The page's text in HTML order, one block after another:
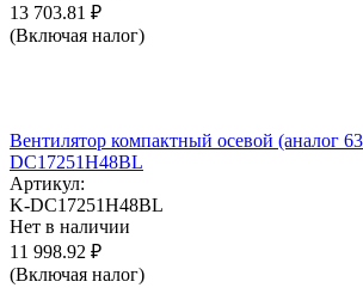
13 703.81 ₽
(Включая налог)
Вентилятор компактный осевой (аналог
DC17251H48BL
Артикул:
K-DC17251H48BL
Нет в наличии
11 998.92 ₽
(Включая налог)